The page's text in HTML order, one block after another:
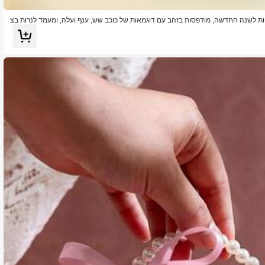
לשנה החדשה, מודפסות בזהב עם דוגמאות של כוכב שש, ענף ועלה, ומעמד לנרות בצ
מתאימות לשנה החדשה בסתיו. קופסאות נייר יכולות להכיל סוכריות, מתאימות ל
עיצוב שולחן, אריזת מתנות לאורחים, ליצירת אווירה חגיגית חגיגית וחמה.